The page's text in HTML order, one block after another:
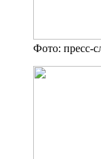
Фото: пресс-